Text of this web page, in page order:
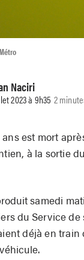
Naciri
2023 à 9h35 2
ans est mort
à la sortie
samedi
du Service
déjà en